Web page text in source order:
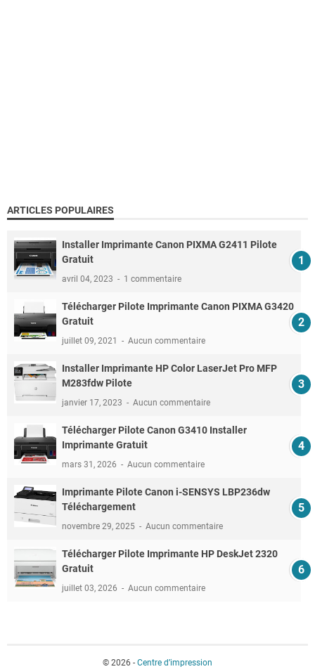
ARTICLES POPULAIRES
Installer Imprimante Canon PIXMA G2411 Pilote
Gratuit
avril 04, 2023 1 commentaire
Télécharger Pilote Imprimante Canon PIXMA G3420
Gratuit
juillet 09, 2021 Aucun commentaire
Installer Imprimante HP Color LaserJet Pro MFP
M283fdw Pilote
janvier 17, 2023 Aucun commentaire
Télécharger Pilote Canon G3410 Installer
Imprimante Gratuit
mars 31, 2026 Aucun commentaire
Imprimante Pilote Canon i-SENSYS LBP236dw
Téléchargement
novembre 29, 2025 Aucun commentaire
Télécharger Pilote Imprimante HP DeskJet 2320
Gratuit
juillet 03, 2026 Aucun commentaire
© 2026 - Centre d’impression